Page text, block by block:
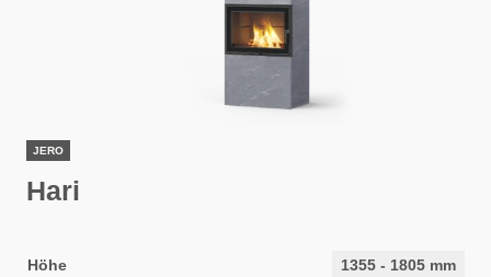
JERO
Hari
Höhe 1355 - 1805 mm